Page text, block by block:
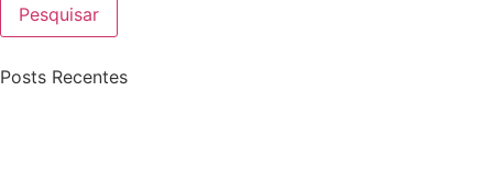
Pesquisar
Posts Recentes